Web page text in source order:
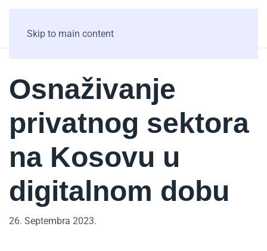
Skip to main content
Osnaživanje
privatnog sektora
na Kosovu u
digitalnom dobu
26. Septembra 2023.